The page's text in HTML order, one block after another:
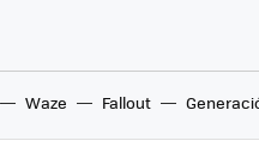
Waze Fallout